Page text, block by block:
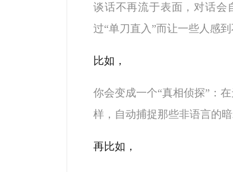
谈话不再流于表面 ，对话会
过“单刀直入 ”而让一些人感
比如，
你会变成一个“真相侦探” ：
样，自动捕捉那些非语言的
再比如，